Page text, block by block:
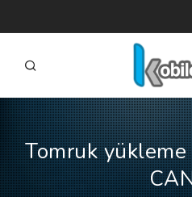
FIRMALAR
ÜRÜNLER
Tomruk yükleme